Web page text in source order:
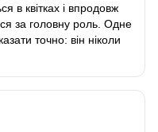
квітках і впродовж
за головну роль. Одне
точно: він ніколи